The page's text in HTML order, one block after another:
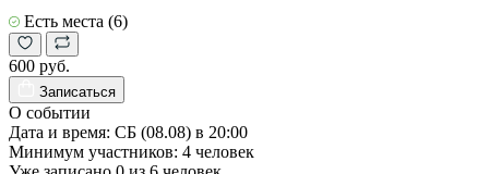
Есть места (6)
600 руб.
Записаться
О событии
Дата и время: СБ (08.08) в 20:00
Минимум участников: 4 человек